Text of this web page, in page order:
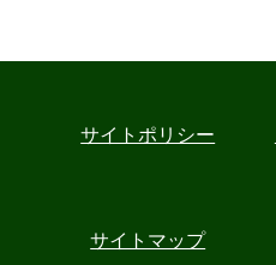
サイトポリシー
サイトマップ